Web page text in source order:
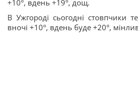
+10°, вдень +19°, дощ.
В Ужгороді сьогодні стовпчики
вночі +10°, вдень буде +20°,